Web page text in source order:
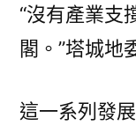
“沒有產業支
閣。”塔城地
這一系列發